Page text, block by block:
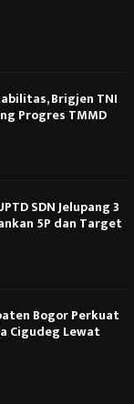
Brigjen TNI
Progres TMMD
SDN Jelupang 3
5P dan Target
Bogor Perkuat
Cigudeg Lewat